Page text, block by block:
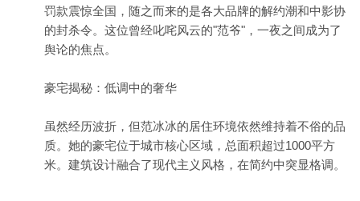
罚款震惊全国，随之而来的是各大品牌的解约潮和中影协
的封杀令。这位曾经叱咤风云的"范爷"，一夜之间成为了
舆论的焦点。
豪宅揭秘：低调中的奢华
虽然经历波折，但范冰冰的居住环境依然维持着不俗的品
质。她的豪宅位于城市核心区域，总面积超过1000平方
米。建筑设计融合了现代主义风格，在简约中突显格调。